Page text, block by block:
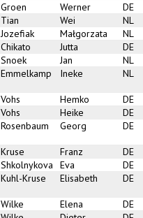
Groen Werner DE
Tian Wei NL
Jozefiak Małgorzata NL
Chikato Jutta DE
Snoek Jan NL
Emmelkamp Ineke NL
Vohs Hemko DE
Vohs Heike DE
Rosenbaum Georg DE
Kruse Franz DE
Shkolnykova Eva DE
Kuhl-Kruse Elisabeth DE
Wilke Elena DE